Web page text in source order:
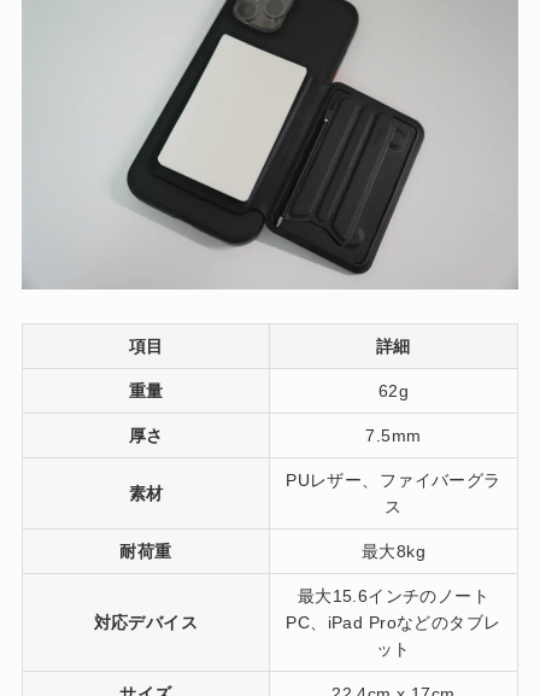
項目 詳細
重量 62g
厚さ 7.5mm
素材
PUレザー、ファイバーグラ
ス
耐荷重 最大8kg
対応デバイス
最大15.6インチのノート
PC、iPad Proなどのタブレ
ット